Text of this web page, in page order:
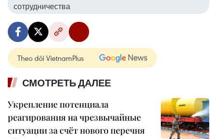
сотрудничества
Theo dõi VietnamPlus
СМОТРЕТЬ ДАЛЕЕ
Укрепление потенциала
реагирования на чрезвычайные
ситуации за счёт нового перечня